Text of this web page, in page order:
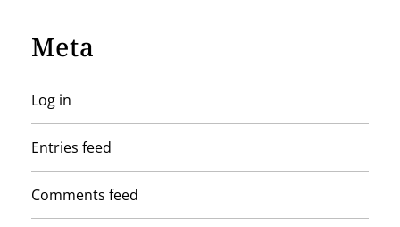
Meta
Log in
Entries feed
Comments feed